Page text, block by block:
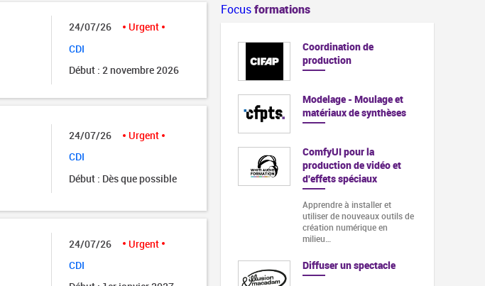
24/07/26
Urgent
CDI
Début : 2 novembre 2026
24/07/26
Urgent
CDI
Début : Dès que possible
24/07/26
Urgent
CDI
Focusformations
Coordination de
production
Modelage - Moulage et
matériaux de synthèses
ComfyUI pour la
production de vidéo et
d'effets spéciaux
Apprendre à installer et
utiliser de nouveaux outils de
création numérique en
milieu…
Diffuser un spectacle